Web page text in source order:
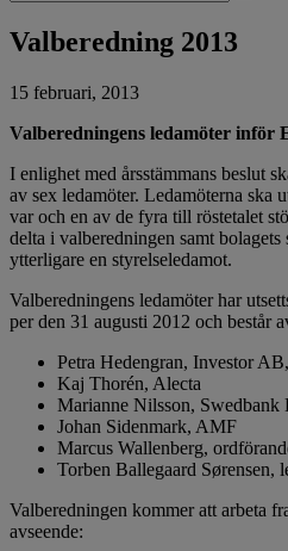
for:
Valberedning 2013
15 februari, 2013
Valberedningens ledamöter inför
I enlighet med årsstämmans beslut
av sex ledamöter. Ledamöterna ska
var och en av de fyra till röstetalet
delta i valberedningen samt bolagets
ytterligare en styrelseledamot.
Valberedningens ledamöter har
per den 31 augusti 2012 och består
Petra Hedengran, Investor
Kaj Thorén, Alecta
Marianne Nilsson, Swedbank
Johan Sidenmark, AMF
Marcus Wallenberg,
Torben Ballegaard Sørensen,
Valberedningen kommer att arbeta
avseende: